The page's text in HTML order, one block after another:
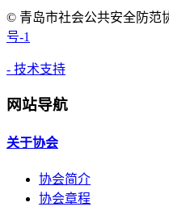
© 青岛市社会公共安全防范
号-1
- 技术支持
网站导航
关于协会
协会简介
协会章程